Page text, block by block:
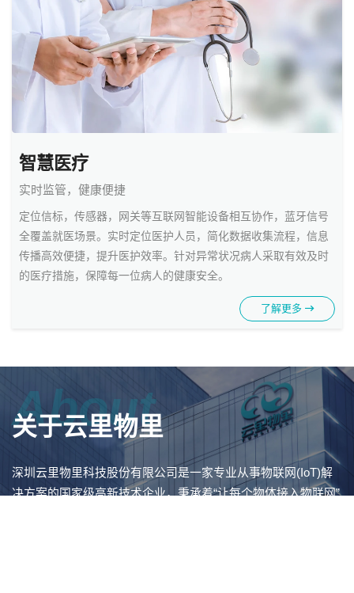
智慧医疗
实时监管，健康便捷
定位信标，传感器，网关等互联网智能设备相互协作，蓝牙信号
全覆盖就医场景。实时定位医护人员，简化数据收集流程，信息
传播高效便捷，提升医护效率。针对异常状况病人采取有效及时
的医疗措施，保障每一位病人的健康安全。
了解更多
About
关于云里物里
深圳云里物里科技股份有限公司是一家专业从事物联网(IoT)解
决方案的国家级高新技术企业，秉承着“让每个物体接入物联网”